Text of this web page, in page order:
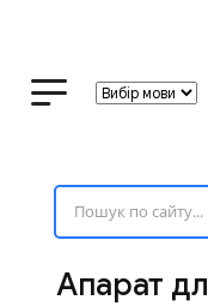
Апарат